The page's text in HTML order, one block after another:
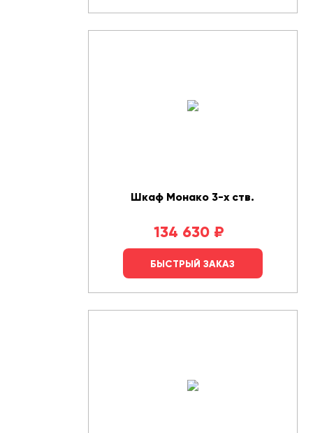
Шкаф Монако 3-х ств.
134 630 ₽
БЫСТРЫЙ ЗАКАЗ